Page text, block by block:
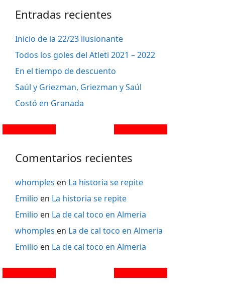
Entradas recientes
Inicio de la 22/23 ilusionante
Todos los goles del Atleti 2021 – 2022
En el tiempo de descuento
Saúl y Griezman, Griezman y Saúl
Costó en Granada
Comentarios recientes
whomples en La historia se repite
Emilio en La historia se repite
Emilio en La de cal toco en Almeria
whomples en La de cal toco en Almeria
Emilio en La de cal toco en Almeria